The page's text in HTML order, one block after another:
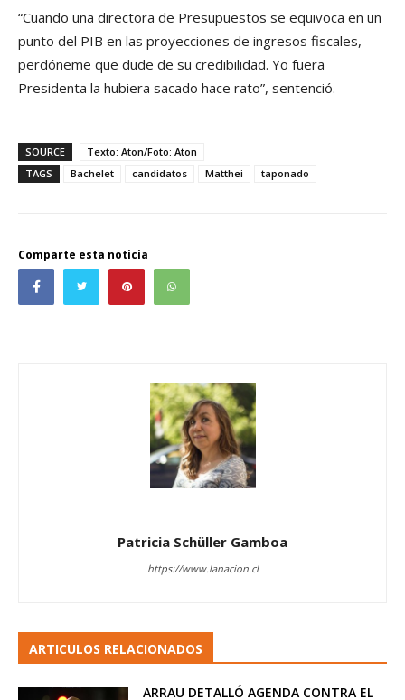
“Cuando una directora de Presupuestos se equivoca en un
punto del PIB en las proyecciones de ingresos fiscales,
perdóneme que dude de su credibilidad. Yo fuera
Presidenta la hubiera sacado hace rato”, sentenció.
SOURCE
Texto: Aton/Foto: Aton
TAGS
Bachelet candidatos Matthei taponado
Comparte esta noticia
Patricia Schüller Gamboa
https://www.lanacion.cl
ARTICULOS RELACIONADOS
ARRAU DETALLÓ AGENDA CONTRA EL